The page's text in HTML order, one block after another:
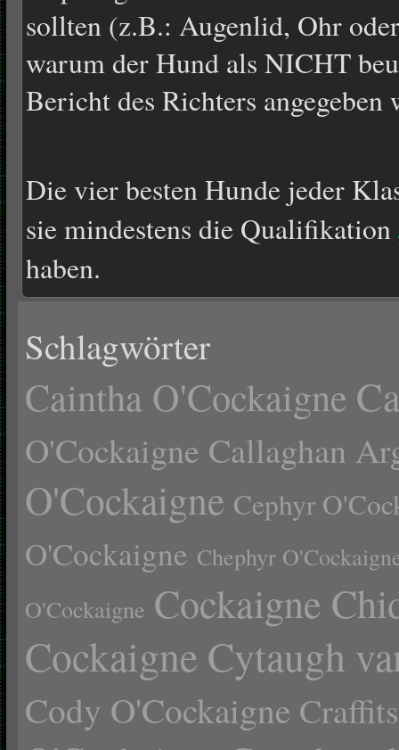
sollten (z.B.: Augenlid, Ohr
warum der Hund als NICHT
Bericht des Richters angegeben
Die vier besten Hunde jeder
sie mindestens die Qualifikation
haben.
Schlagwörter
Caintha O'Cockaigne
O'Cockaigne Callaghan
O'Cockaigne Cephyr
O'Cockaigne Chephyr
O'Cockaigne Cockaigne
Cockaigne Cytaugh
Cody O'Cockaigne